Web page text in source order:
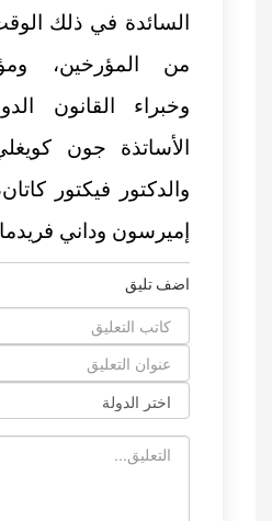
السائدة في ذلك
من المؤرخين،
وخبراء القانون
الأساتذة جون
والدكتور فيكتور
إميرسون وداني
اضف تليق